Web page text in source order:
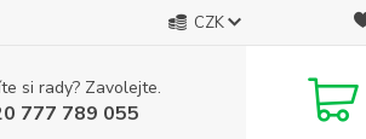
CZK
si rady? Zavolejte.
777 789 055